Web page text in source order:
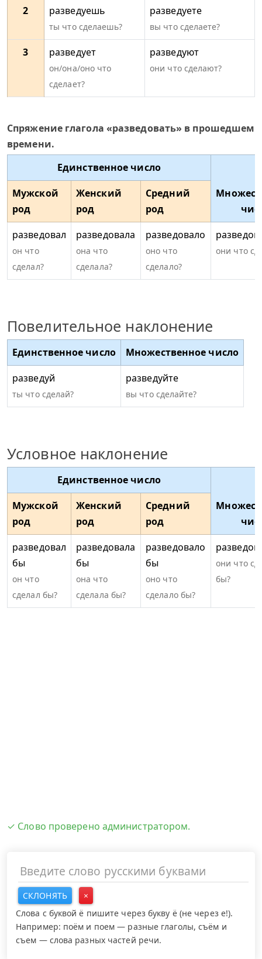
2 разведуешь
ты что сделаешь?
разведуете
вы что сделаете?
3 разведует
он/она/оно что
сделает?
разведуют
они что сделают?
Спряжение глагола «разведовать» в прошедшем
времени.
Единственное число
Мужской
род
Женский
род
Средний
род
разведовал
он что
сделал?
разведовала
она что
сделала?
разведовало
оно что
сделало?
они что
Повелительное наклонение
Единственное число
Множественное число
разведуй
ты что сделай?
разведуйте
вы что сделайте?
Условное наклонение
Единственное число
Мужской
род
Женский
род
Средний
род
разведовал
бы
он что
сделал бы?
разведовала
бы
она что
сделала бы?
разведовало
бы
оно что
сделало бы?
они что
бы?
✓ Слово проверено администратором.
СКЛОНЯТЬ
×
Слова с буквой ё пишите через букву ё (не через е!).
Например: поём и поем — разные глаголы, съём и
съем — слова разных частей речи.